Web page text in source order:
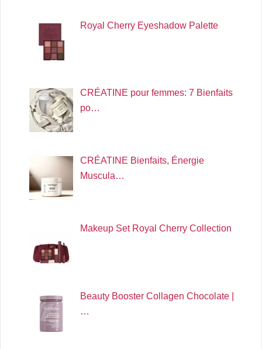
Royal Cherry Eyeshadow Palette
CRÉATINE pour femmes: 7 Bienfaits
po…
CRÉATINE Bienfaits, Énergie
Muscula…
Makeup Set Royal Cherry Collection
Beauty Booster Collagen Chocolate |
…